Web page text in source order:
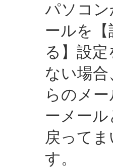
パソコ
ールを【
る】設
ない場
らのメ
ーメー
戻って
す。